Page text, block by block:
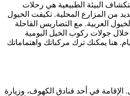
البيئة الطبيعية هي رحلات
من المزارع المحلية. تكيفت الخيول
العربية. مع التضاريس القاحلة
خلال جولات ركوب الخيل اليومية
هنا يمكنك ترك مركباتك واهتماماتك
الإقامة في أحد فنادق الكهوف، وزيارة